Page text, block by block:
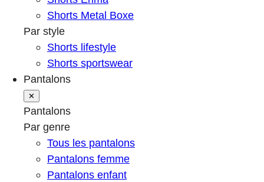
Shorts Metal Boxe
Par style
Shorts lifestyle
Shorts sportswear
Pantalons
✕
Pantalons
Par genre
Tous les pantalons
Pantalons femme
Pantalons enfant